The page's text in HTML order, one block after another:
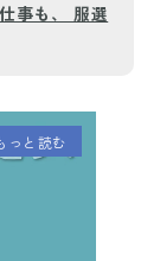
事も、 服選
っと読む